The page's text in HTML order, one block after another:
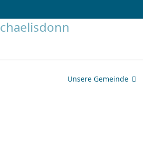
Unsere Gemeinde